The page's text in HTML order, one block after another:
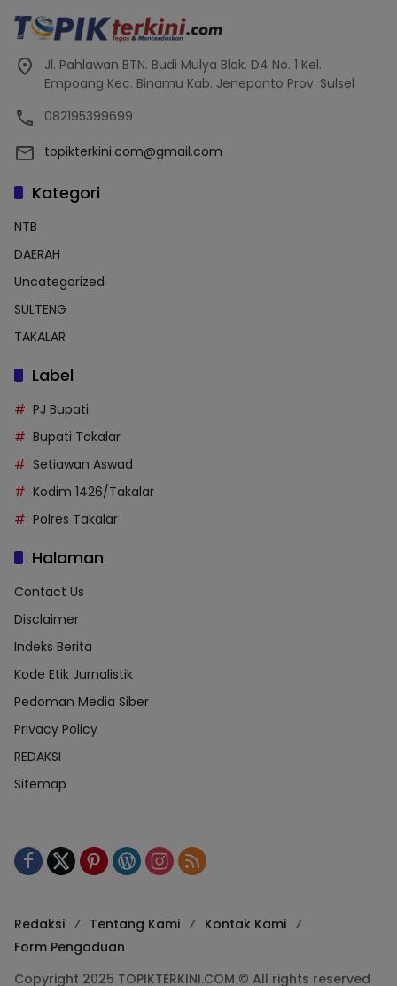
Jl. Pahlawan BTN. Budi Mulya Blok. D4 No. 1 Kel.
Empoang Kec. Binamu Kab. Jeneponto Prov. Sulsel
082195399699
topikterkini.com@gmail.com
Kategori
NTB
DAERAH
Uncategorized
SULTENG
TAKALAR
Label
PJ Bupati
Bupati Takalar
Setiawan Aswad
Kodim 1426/Takalar
Polres Takalar
Halaman
Contact Us
Disclaimer
Indeks Berita
Kode Etik Jurnalistik
Pedoman Media Siber
Privacy Policy
REDAKSI
Sitemap
Redaksi Tentang Kami
Kontak Kami
Form Pengaduan
Copyright 2025 TOPIKTERKINI.COM © All rights reserved